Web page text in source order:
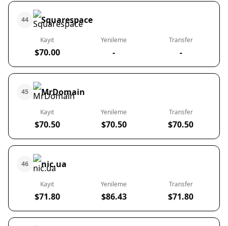
44 Squarespace
Kayıt
$70.00
Yenileme
-
Transfer
-
45 MrDomain
Kayıt
$70.50
Yenileme
$70.50
Transfer
$70.50
46 nic.ua
Kayıt
$71.80
Yenileme
$86.43
Transfer
$71.80